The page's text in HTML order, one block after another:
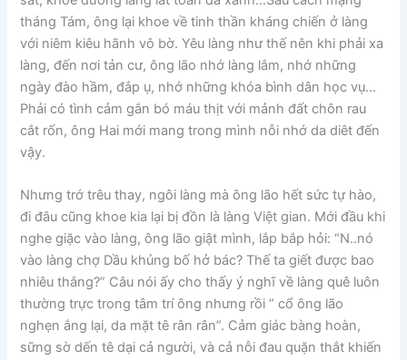
tháng Tám, ông lại khoe về tinh thần kháng chiến ở làng
với niêm kiêu hãnh vô bờ. Yêu làng như thế nên khi phải xa
làng, đến nơi tản cư, ông lão nhớ làng lắm, nhớ những
ngày đào hầm, đắp ụ, nhớ những khóa bình dân học vụ…
Phải có tình cảm gắn bó máu thịt với mảnh đất chôn rau
cắt rốn, ông Hai mới mang trong mình nỗi nhớ da diêt đến
vậy.
Nhưng trớ trêu thay, ngôi làng mà ông lão hết sức tự hào,
đi đâu cũng khoe kia lại bị đồn là làng Việt gian. Mới đầu khi
nghe giặc vào làng, ông lão giật mình, lắp bắp hỏi: “N..nó
vào làng chợ Dầu khủng bố hở bác? Thế ta giết được bao
nhiêu thắng?” Câu nói ấy cho thấy ý nghĩ về làng quê luôn
thường trực trong tâm trí ông nhưng rồi ” cổ ông lão
nghẹn ắng lại, da mặt tê rân rân”. Cảm giác bàng hoàn,
sững sờ dến tê dại cả người, và cả nỗi đau quặn thắt khiến